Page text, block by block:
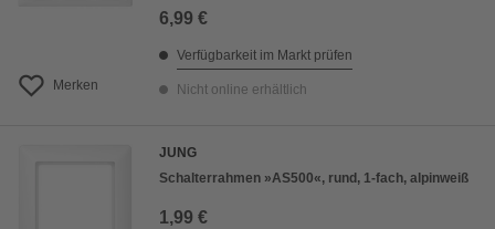
Merken
6,99 €
Verfügbarkeit im Markt prüfen
Nicht online erhältlich
JUNG
Schalterrahmen »AS500«, rund, 1-fach, alpinweiß
1,99 €